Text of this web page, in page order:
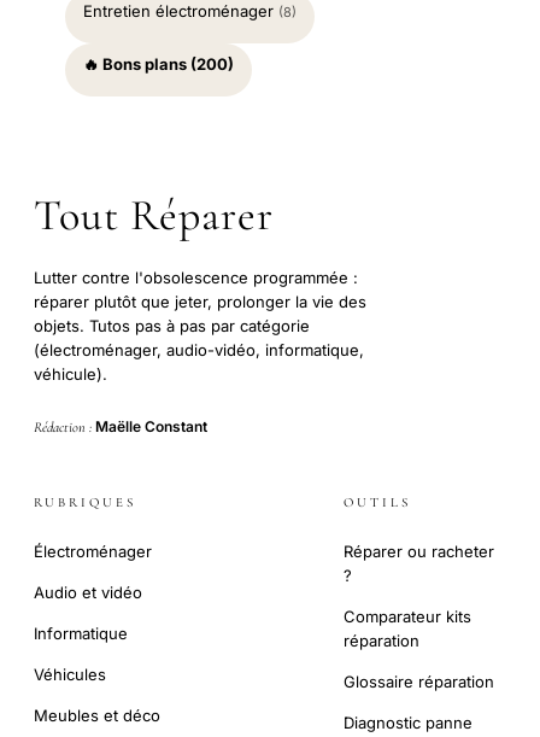
Entretien électroménager (8)
🔥 Bons plans (200)
Tout Réparer
Lutter contre l'obsolescence programmée :
réparer plutôt que jeter, prolonger la vie des
objets. Tutos pas à pas par catégorie
(électroménager, audio-vidéo, informatique,
véhicule).
Rédaction : Maëlle Constant
RUBRIQUES
Électroménager
Audio et vidéo
Informatique
Véhicules
Meubles et déco
OUTILS
Réparer ou racheter
?
Comparateur kits
réparation
Glossaire réparation
Diagnostic panne